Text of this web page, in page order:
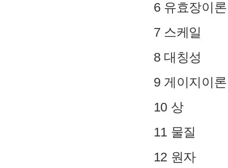
6 유효장이론
7 스케일
8 대칭성
9 게이지이론
10 상
11 물질
12 원자